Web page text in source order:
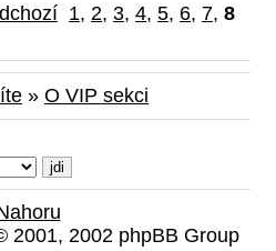
1, 2, 3, 4, 5, 6, 7, 8
» O VIP sekci
2001, 2002 phpBB Group